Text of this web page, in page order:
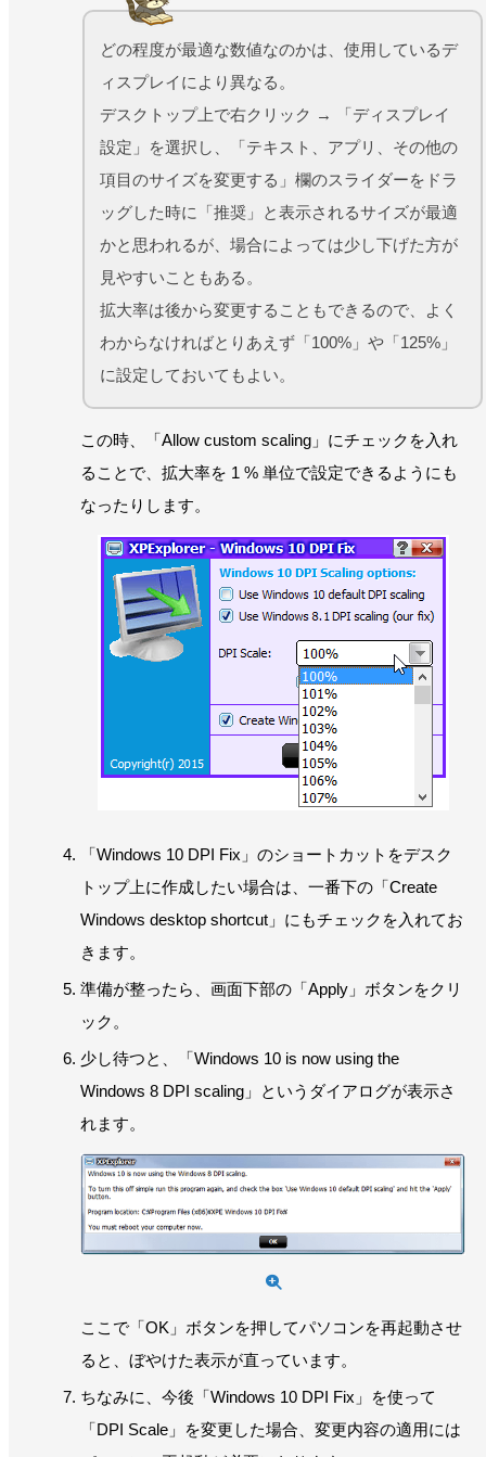
どの程度が最適な数値なのかは、使用しているデ
ィスプレイにより異なる。
デスクトップ上で右クリック → 「ディスプレイ
設定」を選択し、「テキスト、アプリ、その他の
項目のサイズを変更する」欄のスライダーをドラ
ッグした時に「推奨」と表示されるサイズが最適
かと思われるが、場合によっては少し下げた方が
見やすいこともある。
拡大率は後から変更することもできるので、よく
わからなければとりあえず「100%」や「125%」
に設定しておいてもよい。
この時、「Allow custom scaling」にチェックを入れ
ることで、拡大率を 1 % 単位で設定できるようにも
なったりします。
「Windows 10 DPI Fix」のショートカットをデスク
トップ上に作成したい場合は、一番下の「Create
Windows desktop shortcut」にもチェックを入れてお
きます。
準備が整ったら、画面下部の「Apply」ボタンをクリ
ック。
少し待つと、「Windows 10 is now using the
Windows 8 DPI scaling」というダイアログが表示さ
れます。
ここで「OK」ボタンを押してパソコンを再起動させ
ると、ぼやけた表示が直っています。
ちなみに、今後「Windows 10 DPI Fix」を使って
「DPI Scale」を変更した場合、変更内容の適用には